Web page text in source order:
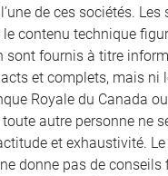
de ces sociétés. Les
contenu technique
sont fournis à titre
et complets, mais ni
Royale du Canada
autre personne ne
et exhaustivité.
donne pas de conseils